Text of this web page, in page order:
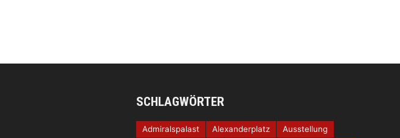
SCHLAGWÖRTER
Admiralspalast Alexanderplatz
Ausstellung